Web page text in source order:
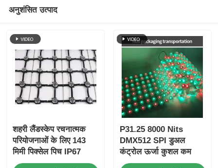
अनुशंसित उत्पाद
शहरी लैंडस्केप रचनात्मक
परियोजनाओं के लिए 143
मिमी पिक्सेल पिच IP67
एलईडी मेष स्क्रीन अल्ट्रा
P31.25 8000 Nits
DMX512 SPI डुअल
कंट्रोल ऊर्जा कुशल कम
शक्ति आउटडोर एलईडी जाल